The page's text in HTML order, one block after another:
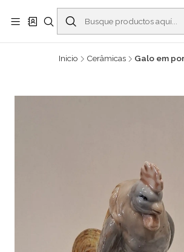
Buscantiguidades - Leilões. Colecionismo e
Castelo -
Leer más
Inicio Cerâmicas Galo em